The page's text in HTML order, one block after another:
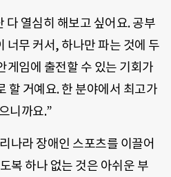
다 열심히 해보고 싶어요. 공부
너무 커서, 하나만 파는 것에 두
게임에 출전할 수 있는 기회가
할 거예요. 한 분야에서 최고가
니까요.”
나라 장애인 스포츠를 이끌어
복 하나 없는 것은 아쉬운 부